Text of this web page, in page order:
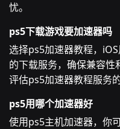
忧。
ps5下载游戏要加速器吗
选择ps5加速器教程，
的下载服务，确保兼容性
评估ps5加速器教程服务的
ps5用哪个加速器好
使用ps5主机加速器，你